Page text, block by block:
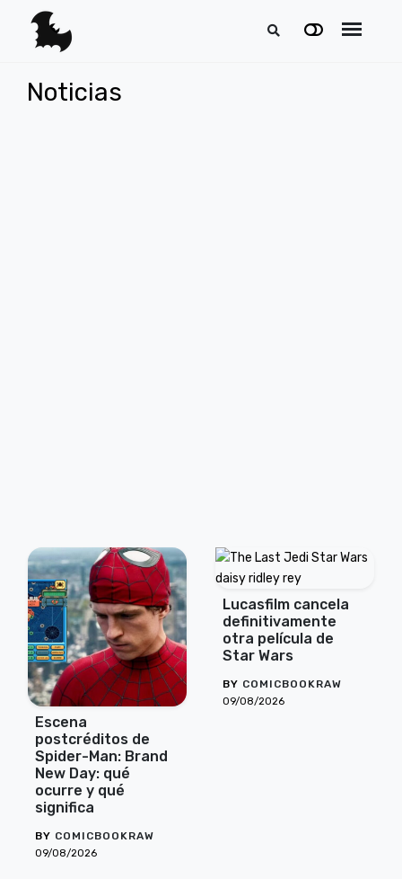
Noticias
Escena
postcréditos de
Spider-Man: Brand
New Day: qué
ocurre y qué
significa
BY COMICBOOKRAW
09/08/2026
Lucasfilm cancela
definitivamente
otra película de
Star Wars
BY COMICBOOKRAW
09/08/2026